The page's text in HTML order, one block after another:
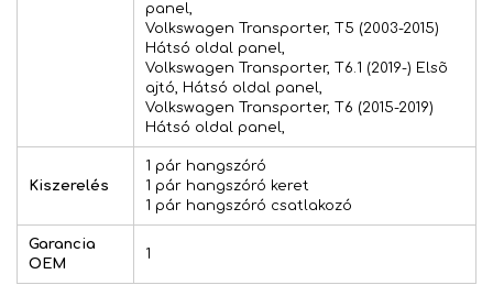
panel,
Volkswagen Transporter, T5 (2003-2015)
Hátsó oldal panel,
Volkswagen Transporter, T6.1 (2019-) Elsõ
ajtó, Hátsó oldal panel,
Volkswagen Transporter, T6 (2015-2019)
Hátsó oldal panel,
Kiszerelés
1 pár hangszóró
1 pár hangszóró keret
1 pár hangszóró csatlakozó
Garancia
OEM
1